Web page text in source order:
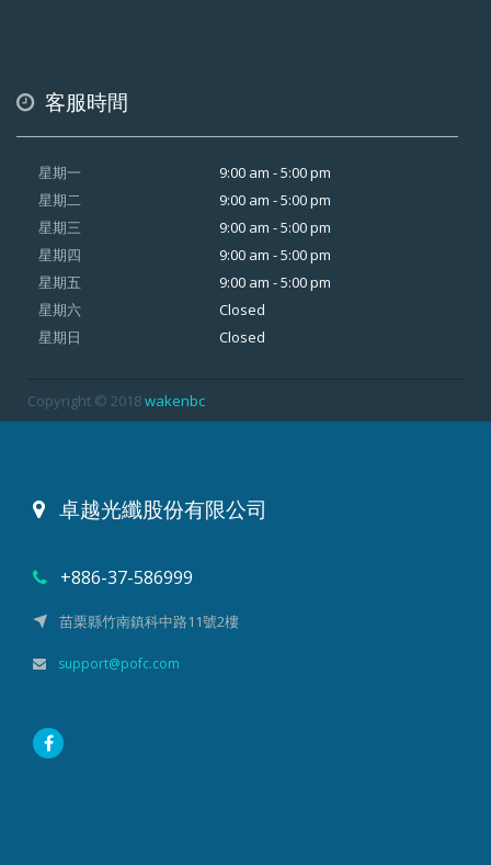
客服時間
星期一
星期二
星期三
星期四
星期五
星期六
星期日
9:00 am - 5:00 pm
9:00 am - 5:00 pm
9:00 am - 5:00 pm
9:00 am - 5:00 pm
9:00 am - 5:00 pm
Closed
Closed
Copyright © 2018wakenbc
卓越光纖股份有限公司
+886-37-586999
苗栗縣竹南鎮科中路11號2樓
support@pofc.com